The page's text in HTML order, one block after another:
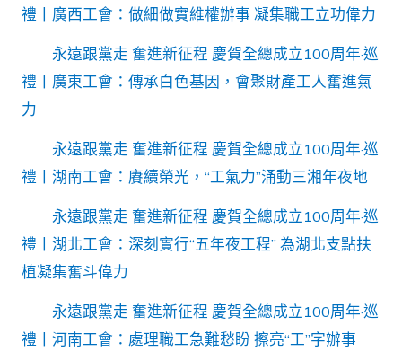
禮丨廣西工會：做細做實維權辦事 凝集職工立功偉力
永遠跟黨走 奮進新征程 慶賀全總成立100周年·巡
禮丨廣東工會：傳承白色基因，會聚財產工人奮進氣
力
永遠跟黨走 奮進新征程 慶賀全總成立100周年·巡
禮丨湖南工會：賡續榮光，“工氣力”涌動三湘年夜地
永遠跟黨走 奮進新征程 慶賀全總成立100周年·巡
禮丨湖北工會：深刻實行“五年夜工程” 為湖北支點扶
植凝集奮斗偉力
永遠跟黨走 奮進新征程 慶賀全總成立100周年·巡
禮丨河南工會：處理職工急難愁盼 擦亮“工”字辦事